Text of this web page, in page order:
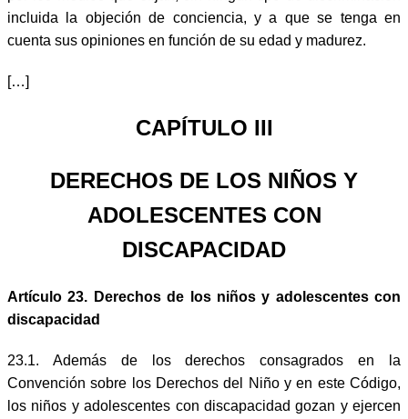
incluida la objeción de conciencia, y a que se tenga en
cuenta sus opiniones en función de su edad y madurez.
[…]
CAPÍTULO III
DERECHOS DE LOS NIÑOS Y
ADOLESCENTES CON
DISCAPACIDAD
Artículo 23. Derechos de los niños y adolescentes con
discapacidad
23.1. Además de los derechos consagrados en la
Convención sobre los Derechos del Niño y en este Código,
los niños y adolescentes con discapacidad gozan y ejercen